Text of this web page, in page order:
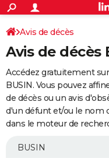
ACTUALITÉS
Politique
Société
Faits Divers
Education
Monde
Villes
+
SPORT
Coupe du monde 2026
Football
Tennis
Cyclisme
Rugby
Forum
Programme TV
TNT
Streaming
Cinéma
Sorties cinéma
Musique
+
FINANCE
Retraite
Impôts
Epargne
Immobilier
Risques naturels par ville
Banque
Assurance
Crédit
AUTO
Essais
Réserver un essai
Citadines
Berlines
SUV
Forum auto
+
Mobiles
Meilleur smartphone
Internet
Ordinateurs
Jeux vidéo
Guide high-tech
Avis de décès
Avis de décès
Accédez gratuitement
BUSIN. Vous pouvez
de décès ou un avis
d'un défunt et/ou le nom
dans le moteur de